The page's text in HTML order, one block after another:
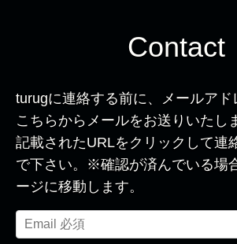
Contact
turugに連絡する前に、メールアド
こちらからメールをお送りいたし
記載されたURLをクリックして連
で下さい。※確認が済んでいる場
ージに移動します。